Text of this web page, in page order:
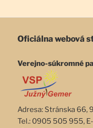
Oficiálna webová
Verejno-súkromné
Adresa: Stránska 66,
Tel.: 0905 505 955,